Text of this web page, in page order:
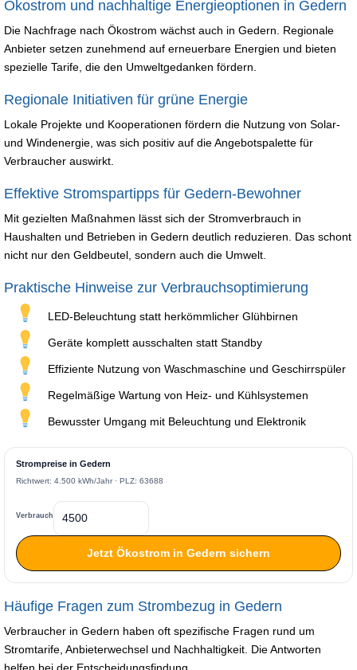
Ökostrom und nachhaltige Energieoptionen in Gedern
Die Nachfrage nach Ökostrom wächst auch in Gedern. Regionale
Anbieter setzen zunehmend auf erneuerbare Energien und bieten
spezielle Tarife, die den Umweltgedanken fördern.
Regionale Initiativen für grüne Energie
Lokale Projekte und Kooperationen fördern die Nutzung von Solar-
und Windenergie, was sich positiv auf die Angebotspalette für
Verbraucher auswirkt.
Effektive Stromspartipps für Gedern-Bewohner
Mit gezielten Maßnahmen lässt sich der Stromverbrauch in
Haushalten und Betrieben in Gedern deutlich reduzieren. Das schont
nicht nur den Geldbeutel, sondern auch die Umwelt.
Praktische Hinweise zur Verbrauchsoptimierung
LED-Beleuchtung statt herkömmlicher Glühbirnen
Geräte komplett ausschalten statt Standby
Effiziente Nutzung von Waschmaschine und Geschirrspüler
Regelmäßige Wartung von Heiz- und Kühlsystemen
Bewusster Umgang mit Beleuchtung und Elektronik
Strompreise in Gedern
Richtwert: 4.500 kWh/Jahr · PLZ: 63688
Verbrauch
Jetzt Ökostrom in Gedern sichern
Häufige Fragen zum Strombezug in Gedern
Verbraucher in Gedern haben oft spezifische Fragen rund um
Stromtarife, Anbieterwechsel und Nachhaltigkeit. Die Antworten
helfen bei der Entscheidungsfindung.